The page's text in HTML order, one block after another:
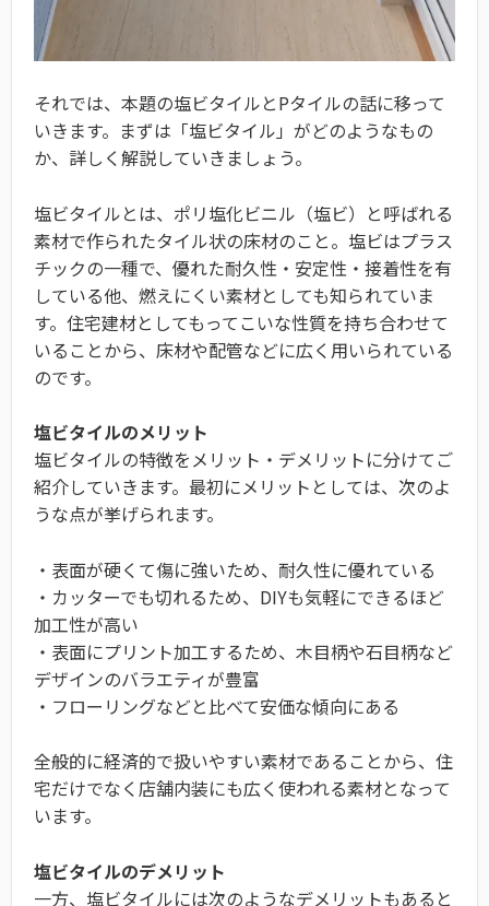
それでは、本題の塩ビタイルとPタイルの話に移って
いきます。まずは「塩ビタイル」がどのようなもの
か、詳しく解説していきましょう。
塩ビタイルとは、ポリ塩化ビニル（塩ビ）と呼ばれる
素材で作られたタイル状の床材のこと。塩ビはプラス
チックの一種で、優れた耐久性・安定性・接着性を有
している他、燃えにくい素材としても知られていま
す。住宅建材としてもってこいな性質を持ち合わせて
いることから、床材や配管などに広く用いられている
のです。
塩ビタイルのメリット
塩ビタイルの特徴をメリット・デメリットに分けてご
紹介していきます。最初にメリットとしては、次のよ
うな点が挙げられます。
・表面が硬くて傷に強いため、耐久性に優れている
・カッターでも切れるため、DIYも気軽にできるほど
加工性が高い
・表面にプリント加工するため、木目柄や石目柄など
デザインのバラエティが豊富
・フローリングなどと比べて安価な傾向にある
全般的に経済的で扱いやすい素材であることから、住
宅だけでなく店舗内装にも広く使われる素材となって
います。
塩ビタイルのデメリット
一方、塩ビタイルには次のようなデメリットもあると